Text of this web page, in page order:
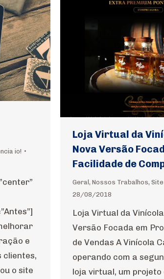
io!
e
clientes,
o site
Loja Virtual da
Nova Versão
Facilidade de
Geral , Nossos Trabalhos,
28/08/2018
Loja Virtual da
Versão Focada em
de Vendas A Vinícola
operando com a
loja virtual, um projeto